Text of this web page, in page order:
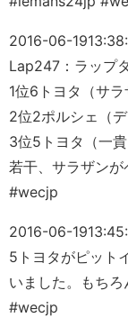
2016-06-19
Lap247：ラップ
1位6トヨタ（サ
2位2ポルシェ（
3位5トヨタ（一
若干、サラザン
#wecjp
2016-06-19
5トヨタがピット
いました。もち
#wecjp